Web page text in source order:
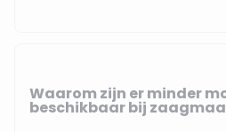
Waarom zijn er minder
beschikbaar bij